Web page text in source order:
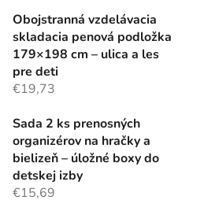
Obojstranná vzdelávacia
skladacia penová podložka
179×198 cm – ulica a les
pre deti
€19,73
Sada 2 ks prenosných
organizérov na hračky a
bielizeň – úložné boxy do
detskej izby
€15,69